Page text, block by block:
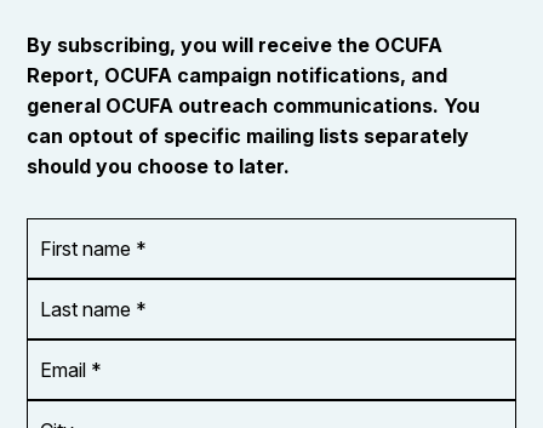
By subscribing, you will receive the OCUFA
Report, OCUFA campaign notifications, and
general OCUFA outreach communications. You
can optout of specific mailing lists separately
should you choose to later.
name
*
name
*
Address
*